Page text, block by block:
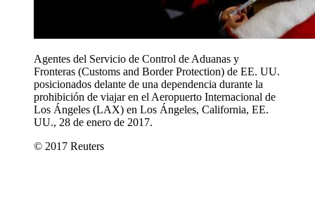
Agentes del Servicio de Control de Aduanas y
Fronteras (Customs and Border Protection) de EE. UU.
posicionados delante de una dependencia durante la
prohibición de viajar en el Aeropuerto Internacional de
Los Ángeles (LAX) en Los Ángeles, California, EE.
UU., 28 de enero de 2017.
© 2017 Reuters